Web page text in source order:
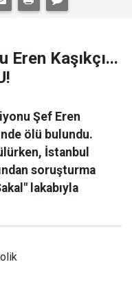
Kaşıkçı...
Şef Eren
ölü bulundu.
İstanbul
soruşturma
lakabıyla